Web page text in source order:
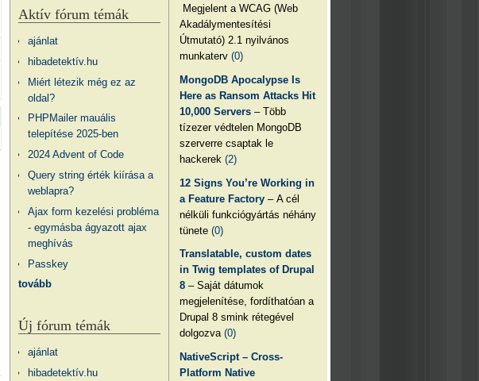
Megjelent a WCAG (Web
Akadálymentesítési
Útmutató) 2.1 nyilvános
munkaterv(0)
MongoDB Apocalypse Is
Here as Ransom Attacks Hit
10,000 Servers – Több
tízezer védtelen MongoDB
szerverre csaptak le
hackerek(2)
12 Signs You’re Working in
a Feature Factory – A cél
nélküli funkciógyártás néhány
tünete(0)
Translatable, custom dates
in Twig templates of Drupal
8 – Saját dátumok
megjelenítése, fordíthatóan a
Drupal 8 smink rétegével
dolgozva(0)
NativeScript – Cross-
Platform Native
Aktív fórum témák
ajánlat
hibadetektív.hu
Miért létezik még ez az
oldal?
PHPMailer mauális
telepítése 2025-ben
2024 Advent of Code
Query string érték kiírása a
weblapra?
Ajax form kezelési probléma
- egymásba ágyazott ajax
meghívás
Passkey
tovább
Új fórum témák
ajánlat
hibadetektív.hu